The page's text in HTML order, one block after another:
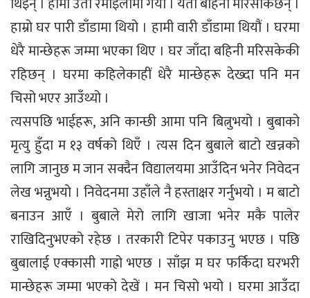
हाम्रो घर पारी डाँडामा थियो । हामी वारी डाँडामा थियौं । घरमा
धेरै मान्छेहरू जम्मा भएका थिए । घर जाँदा बहिनी मरिसकेकी
रहिछन् । घरमा कहिलेकाहीं धेरै मान्छेहरू देख्दा पनि मन
चिसो भएर आउँथ्यो ।
त्यसपछि भाईहरू, अनि कान्छी आमा पनि बित्नुभयो । बुबाको
मृत्यु हुँदा म १३ वर्षको थिएँ । त्यस दिन बुबाले बाटो खन्नको
लागि जानुछ म जान सक्दैन विद्यालयमा आउँदिन भनेर निवेदन
लेख भन्नुभयो । निवेदनमा उहाँले नै हस्ताक्षर गर्नुभयो । म बाटो
बनाउन आएँ । बुबाले मेरो लागि खाजा भनेर मकै पालेर
राखिदिनुभएको रहेछ । तरकारी टिपेर पकाउनु भएछ । पछि
बुबालाई एक्कासी गाह्रो भएछ । साँझ म घर फर्किदा घरभरी
मान्छेहरू जम्मा भएको देखें । मन चिसो भयो । घरमा आउँदा